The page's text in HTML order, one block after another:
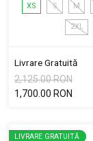
XS S M
2XL
Livrare Gratuită
2,125.00 RON
1,700.00 RON
LIVRARE GRATUITĂ